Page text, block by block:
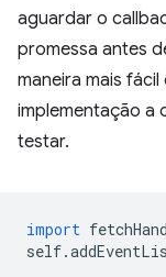
aguardar o
promessa antes
maneira mais
implementação a
testar.
import
self.